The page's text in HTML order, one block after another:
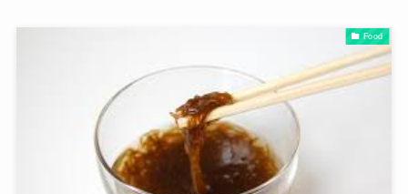
Food